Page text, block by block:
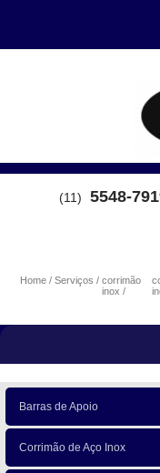
(11) 5548-
Home Serviços
corrimão
inox
Barras de Apoio
Corrimão de Aço Inox